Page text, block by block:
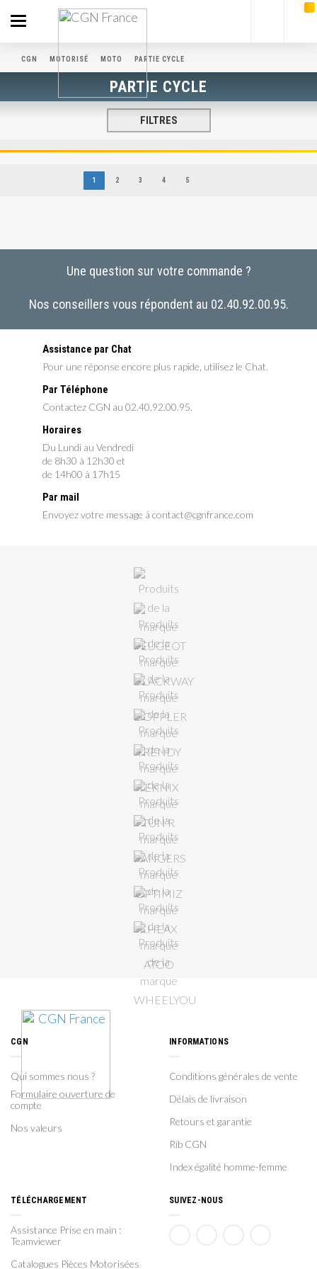
Toggle
navigation
CGN MOTORISÉ MOTO PARTIE CYCLE
PARTIE CYCLE
FILTRES
1 2 3 4 5
Une question sur votre commande ?
Nos conseillers vous répondent au 02.40.92.00.95.
Assistance par Chat
Pour une réponse encore plus rapide, utilisez le Chat.
Par Téléphone
Contactez CGN au 02.40.92.00.95.
Horaires
Du Lundi au Vendredi
de 8h30 à 12h30 et
de 14h00 à 17h15
Par mail
Envoyez votre message à contact@cgnfrance.com
CGN
Qui sommes nous ?
Formulaire ouverture de
compte
Nos valeurs
INFORMATIONS
Conditions générales de vente
Délais de livraison
Retours et garantie
Rib CGN
Index égalité homme-femme
TÉLÉCHARGEMENT
Assistance Prise en main :
Teamviewer
Catalogues Pièces Motorisées
SUIVEZ-NOUS